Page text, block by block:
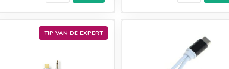
TIP VAN DE EXPERT